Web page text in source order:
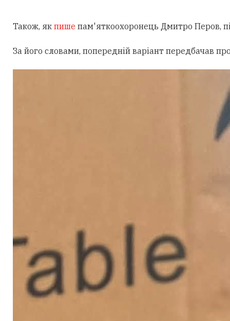
Також, як пише пам'яткоохоронець Дмитро Перов,
За його словами, попередній варіант передбачав